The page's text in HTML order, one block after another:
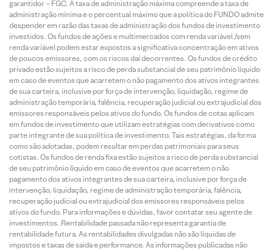
garantidor – FGC. A taxa de administração máxima compreende a taxa de
administração mínima e o percentual máximo que a política do FUNDO admite
despender em razão das taxas de administração dos fundos de investimento
investidos. Os fundos de ações e multimercados com renda variável /sem
renda variável podem estar expostos a significativa concentração em ativos
de poucos emissores, com os riscos daí decorrentes. Os fundos de crédito
privado estão sujeitos a risco de perda substancial de seu patrimônio líquido
em caso de eventos que acarretem o não pagamento dos ativos integrantes
de sua carteira, inclusive por força de intervenção, liquidação, regime de
administração temporária, falência, recuperação judicial ou extrajudicial dos
emissores responsáveis pelos ativos do fundo. Os fundos de cotas aplicam
em fundos de investimento que utilizam estratégias com derivativos como
parte integrante de sua política de investimento. Tais estratégias, da forma
como são adotadas, podem resultar em perdas patrimoniais para seus
cotistas. Os fundos de renda fixa estão sujeitos a risco de perda substancial
de seu patrimônio líquido em caso de eventos que acarretem o não
pagamento dos ativos integrantes de sua carteira, inclusive por força de
intervenção, liquidação, regime de administração temporária, falência,
recuperação judicial ou extrajudicial dos emissores responsáveis pelos
ativos do fundo. Para informações e dúvidas, favor contatar seu agente de
investimentos. Rentabilidade passada não representa garantia de
rentabilidade futura. As rentabilidades divulgadas não são líquidas de
impostos e taxas de saída e performance. As informações publicadas não